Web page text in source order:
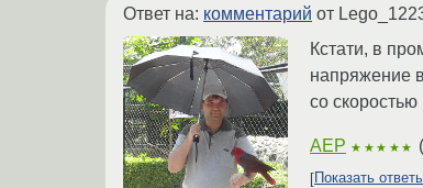
Ответ на: комментарий от
Кстати, в
напряжение
со
AEP ★★★★★ (
Показать